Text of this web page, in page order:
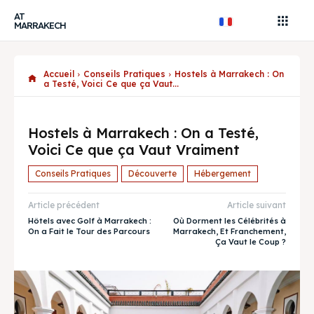
Recherche
Recherche
AT
MARRAKECH
Accueil Conseils Pratiques
Hostels à Marrakech : On
a Testé, Voici Ce que ça Vaut...
Hostels à Marrakech : On a Testé,
Voici Ce que ça Vaut Vraiment
Conseils Pratiques Découverte Hébergement
Article précédent
Hôtels avec Golf à Marrakech :
On a Fait le Tour des Parcours
Article suivant
Où Dorment les Célébrités à
Marrakech, Et Franchement,
Ça Vaut le Coup ?